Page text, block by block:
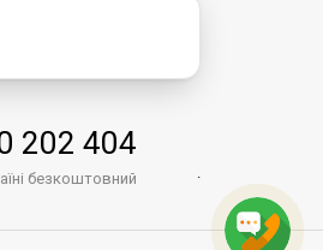
202 404
безкоштовний .
↑